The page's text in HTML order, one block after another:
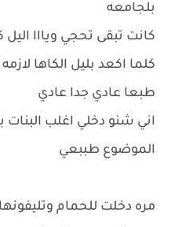
بلجامعه
كانت تبقى تحجي ويااا اليل
كلما اكعد بليل الكاها
طبعا عادي جدا عادي
اني شنو دخلي اغلب
الموضوع طببعي
مره دخلت للحمام